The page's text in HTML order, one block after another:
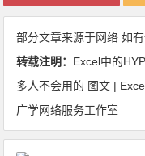
部分文章来源于网络 如
转载注明： Excel中的
多人不会用的 图文 |
广学网络服务工作室